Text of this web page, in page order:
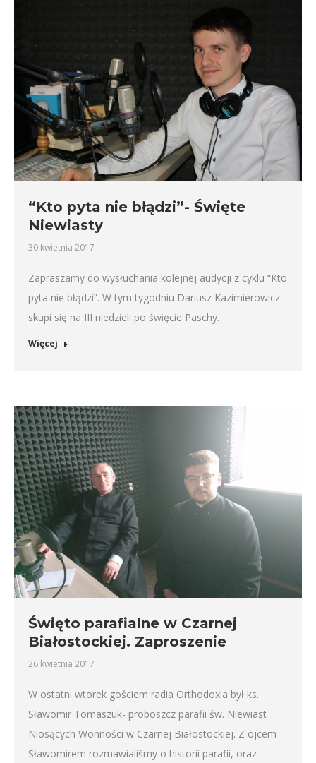
“Kto pyta nie błądzi”- Święte
Niewiasty
30 kwietnia 2017
Zapraszamy do wysłuchania kolejnej audycji z cyklu “Kto
pyta nie błądzi”. W tym tygodniu Dariusz Kazimierowicz
skupi się na III niedzieli po święcie Paschy.
Więcej
Święto parafialne w Czarnej
Białostockiej. Zaproszenie
26 kwietnia 2017
W ostatni wtorek gościem radia Orthodoxia był ks.
Sławomir Tomaszuk- proboszcz parafii św. Niewiast
Niosących Wonności w Czarnej Białostockiej. Z ojcem
Sławomirem rozmawialiśmy o historii parafii, oraz